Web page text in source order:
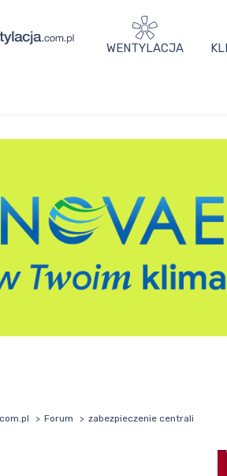
WENTYLACJA
Forum zabezpieczenie centrali